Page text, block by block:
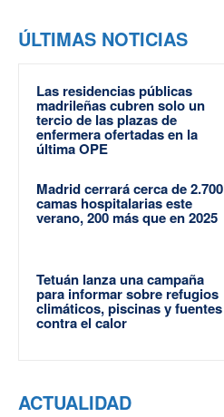
ÚLTIMAS NOTICIAS
Las residencias públicas
madrileñas cubren solo un
tercio de las plazas de
enfermera ofertadas en la
última OPE
Madrid cerrará cerca de 2.700
camas hospitalarias este
verano, 200 más que en 2025
Tetuán lanza una campaña
para informar sobre refugios
climáticos, piscinas y fuentes
contra el calor
ACTUALIDAD